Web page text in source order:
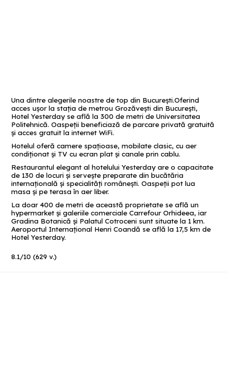
Una dintre alegerile noastre de top din București.Oferind
acces ușor la stația de metrou Grozăvești din București,
Hotel Yesterday se află la 300 de metri de Universitatea
Politehnică. Oaspeții beneficiază de parcare privată gratuită
și acces gratuit la internet WiFi.
Hotelul oferă camere spațioase, mobilate clasic, cu aer
condiționat și TV cu ecran plat şi canale prin cablu.
Restaurantul elegant al hotelului Yesterday are o capacitate
de 130 de locuri și servește preparate din bucătăria
internațională și specialități românești. Oaspeții pot lua
masa şi pe terasa în aer liber.
La doar 400 de metri de această proprietate se află un
hypermarket și galeriile comerciale Carrefour Orhideea, iar
Gradina Botanică și Palatul Cotroceni sunt situate la 1 km.
Aeroportul Internațional Henri Coandă se află la 17,5 km de
Hotel Yesterday.
8.1/10 (629 v.)